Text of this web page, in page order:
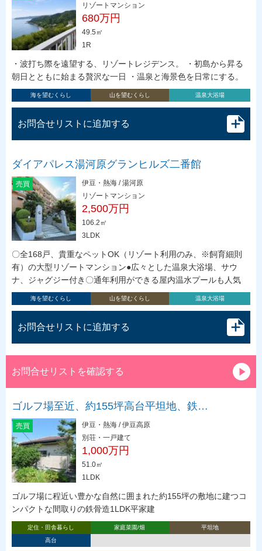
リゾートマンション
680万円
49.5㎡
1R
・波打ち際を遠望する、リゾートレジデンス。 ・初島から昇る
朝日とともに始まる贅沢な一日 ・温泉と海景色を日常にする。
海を望むくらし 山を望むくらし 温泉大浴場
お問合せリストに追加する
ダイアパレス湯河原グランヒルズ二番館
売買
伊豆・熱海 / 湯河原
リゾートマンション
2,500万円
106.2㎡
3LDK
〇全168戸、貴重なペットOK（リゾート利用のみ、※飼育細則
有）の大型リゾートマンション●広々とした温泉大浴場、サウ
ナ、ジャグジー付き〇通年利用ができる屋内温水プールも人気
海を望むくらし 山を望むくらし 温泉大浴場
お問合せリストに追加する
お問合せリストを確認する
ゴルフ場至近、約155坪高台平坦地、鉄…
売買
伊豆・熱海 / 伊豆高原
別荘・一戸建て
1,000万円
51.0㎡
1LDK
ゴルフ場に程近い豊かな自然に囲まれた約155坪の敷地に建つコ
ンパクトな間取りの鉄骨造1LDK平家建
定住・田舎暮らし 家庭菜園/畑
平坦地
高台